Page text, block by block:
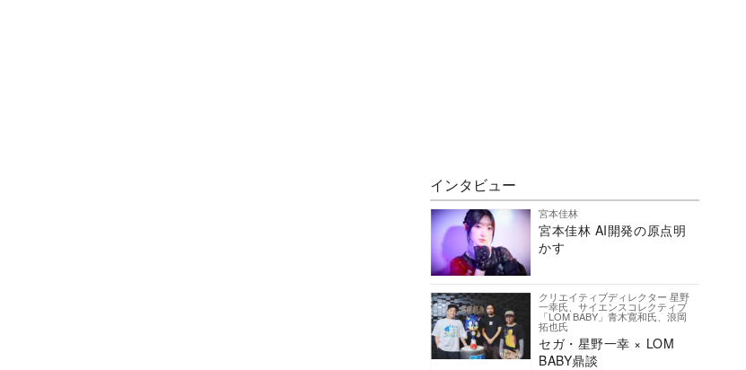
インタビュー
宮本佳林
宮本佳林 AI開発の原点明
かす
クリエイティブディレクター 星野
一幸氏、サイエンスコレクティブ
「LOM BABY」青木寛和氏、浪岡
拓也氏
セガ・星野一幸 × LOM
BABY鼎談